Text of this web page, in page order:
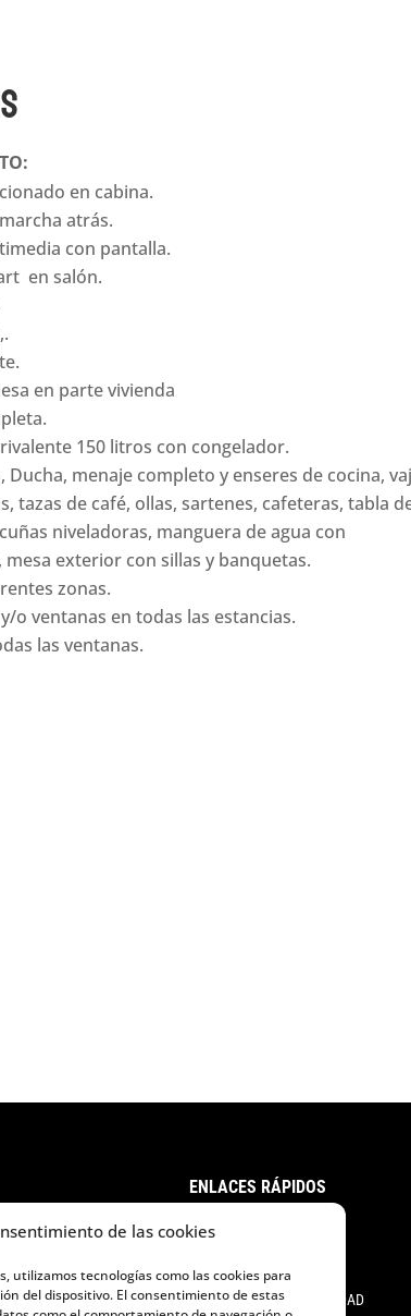
de las cookies
utilizamos tecnologías como las cookies para
del dispositivo. El consentimiento de estas
en cabina.
atrás.
con pantalla.
en salón.
en parte vivienda
150 litros con congelador.
Ducha, menaje completo y enseres de cocina,
tazas de café, ollas, sartenes, cafeteras, tabla
niveladoras, manguera de agua con
mesa exterior con sillas y banquetas.
zonas.
o ventanas en todas las estancias.
las ventanas.
ENLACES RÁPIDOS
POLÍTICA DE PRIVACIDAD